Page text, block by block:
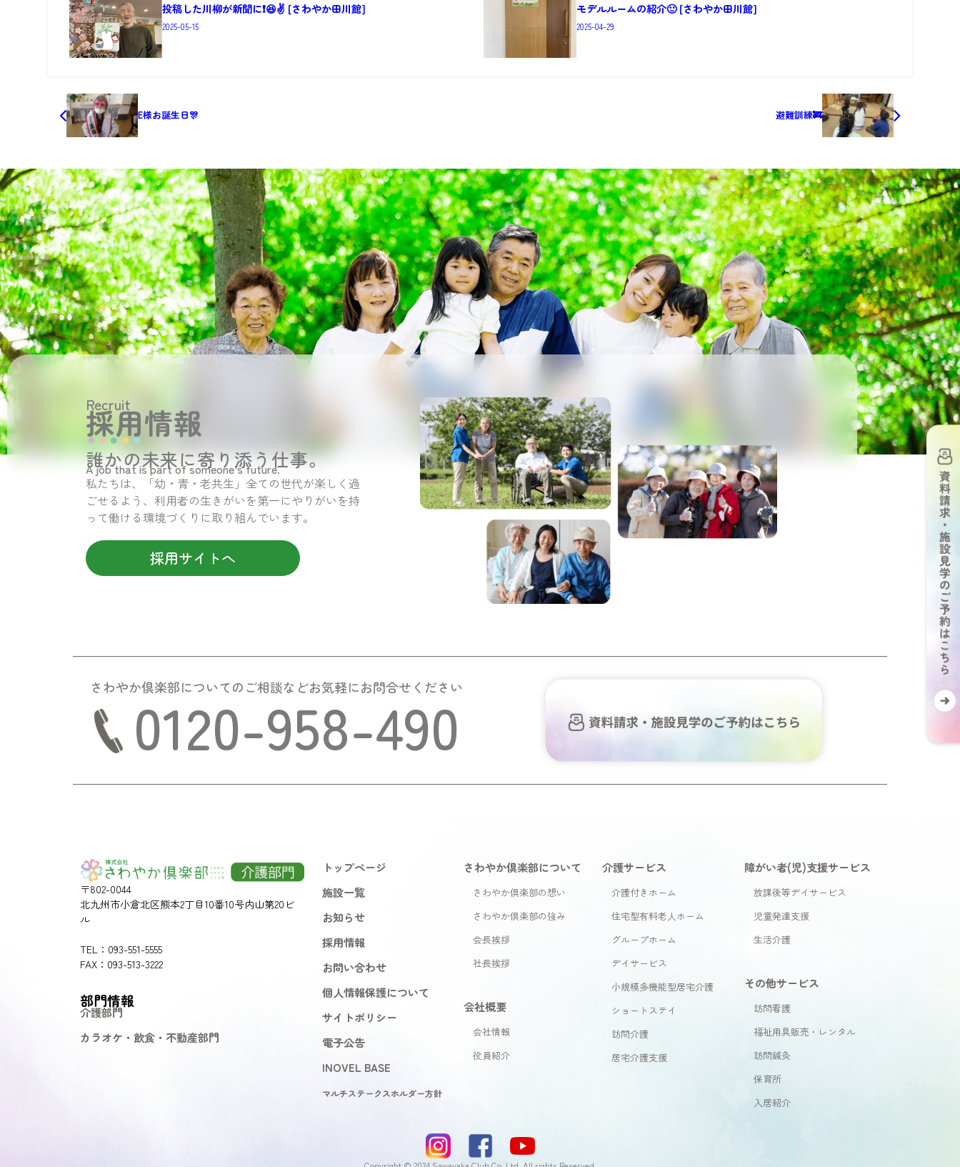
投稿した川柳が新聞に❗😆✌ [さわやか田川館]
2025-05-15
モデルルームの紹介🙂 [さわやか田川館]
2025-04-29
E様お誕生日🎊 避難訓練🚒
Recruit
採用情報
誰かの未来に寄り添う仕事。
A job that is part of someone’s future.
私たちは、「幼・青・老共生」全ての世代が楽しく過
ごせるよう、利用者の生きがいを第一にやりがいを持
って働ける環境づくりに取り組んでいます。
採用サイトへ
さわやか倶楽部についてのご相談などお気軽にお問合せください
0120-958-490
〒802-0044
北九州市小倉北区熊本2丁目10番10号内山第20ビ
ル
TEL：093-551-5555
FAX：093-513-3222
部門情報
介護部門
カラオケ・飲食・不動産部門
トップページ
施設一覧
お知らせ
採用情報
お問い合わせ
個人情報保護について
サイトポリシー
電子公告
INOVEL BASE
マルチステークスホルダー方針
さわやか倶楽部について
さわやか倶楽部の想い
さわやか倶楽部の強み
会長挨拶
社長挨拶
会社概要
会社情報
役員紹介
介護サービス
介護付きホーム
住宅型有料老人ホーム
グループホーム
デイサービス
小規模多機能型居宅介護
ショートステイ
訪問介護
居宅介護支援
障がい者(児)支援サービス
放課後等デイサービス
児童発達支援
生活介護
その他サービス
訪問看護
福祉用具販売・レンタル
訪問鍼灸
保育所
入居紹介